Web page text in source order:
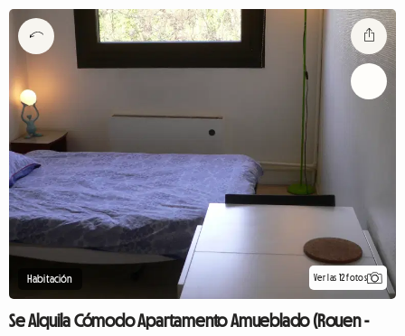
Habitación Ver las 12 fotos
Se Alquila Cómodo Apartamento Amueblado (Rouen -